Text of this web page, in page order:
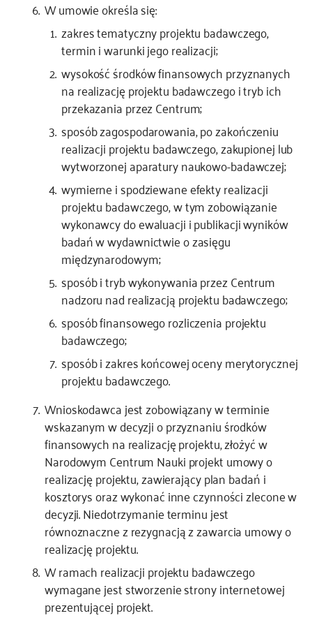
W umowie określa się:
zakres tematyczny projektu badawczego,
termin i warunki jego realizacji;
wysokość środków finansowych przyznanych
na realizację projektu badawczego i tryb ich
przekazania przez Centrum;
sposób zagospodarowania, po zakończeniu
realizacji projektu badawczego, zakupionej lub
wytworzonej aparatury naukowo-badawczej;
wymierne i spodziewane efekty realizacji
projektu badawczego, w tym zobowiązanie
wykonawcy do ewaluacji i publikacji wyników
badań w wydawnictwie o zasięgu
międzynarodowym;
sposób i tryb wykonywania przez Centrum
nadzoru nad realizacją projektu badawczego;
sposób finansowego rozliczenia projektu
badawczego;
sposób i zakres końcowej oceny merytorycznej
projektu badawczego.
Wnioskodawca jest zobowiązany w terminie
wskazanym w decyzji o przyznaniu środków
finansowych na realizację projektu, złożyć w
Narodowym Centrum Nauki projekt umowy o
realizację projektu, zawierający plan badań i
kosztorys oraz wykonać inne czynności zlecone w
decyzji. Niedotrzymanie terminu jest
równoznaczne z rezygnacją z zawarcia umowy o
realizację projektu.
W ramach realizacji projektu badawczego
wymagane jest stworzenie strony internetowej
prezentującej projekt.